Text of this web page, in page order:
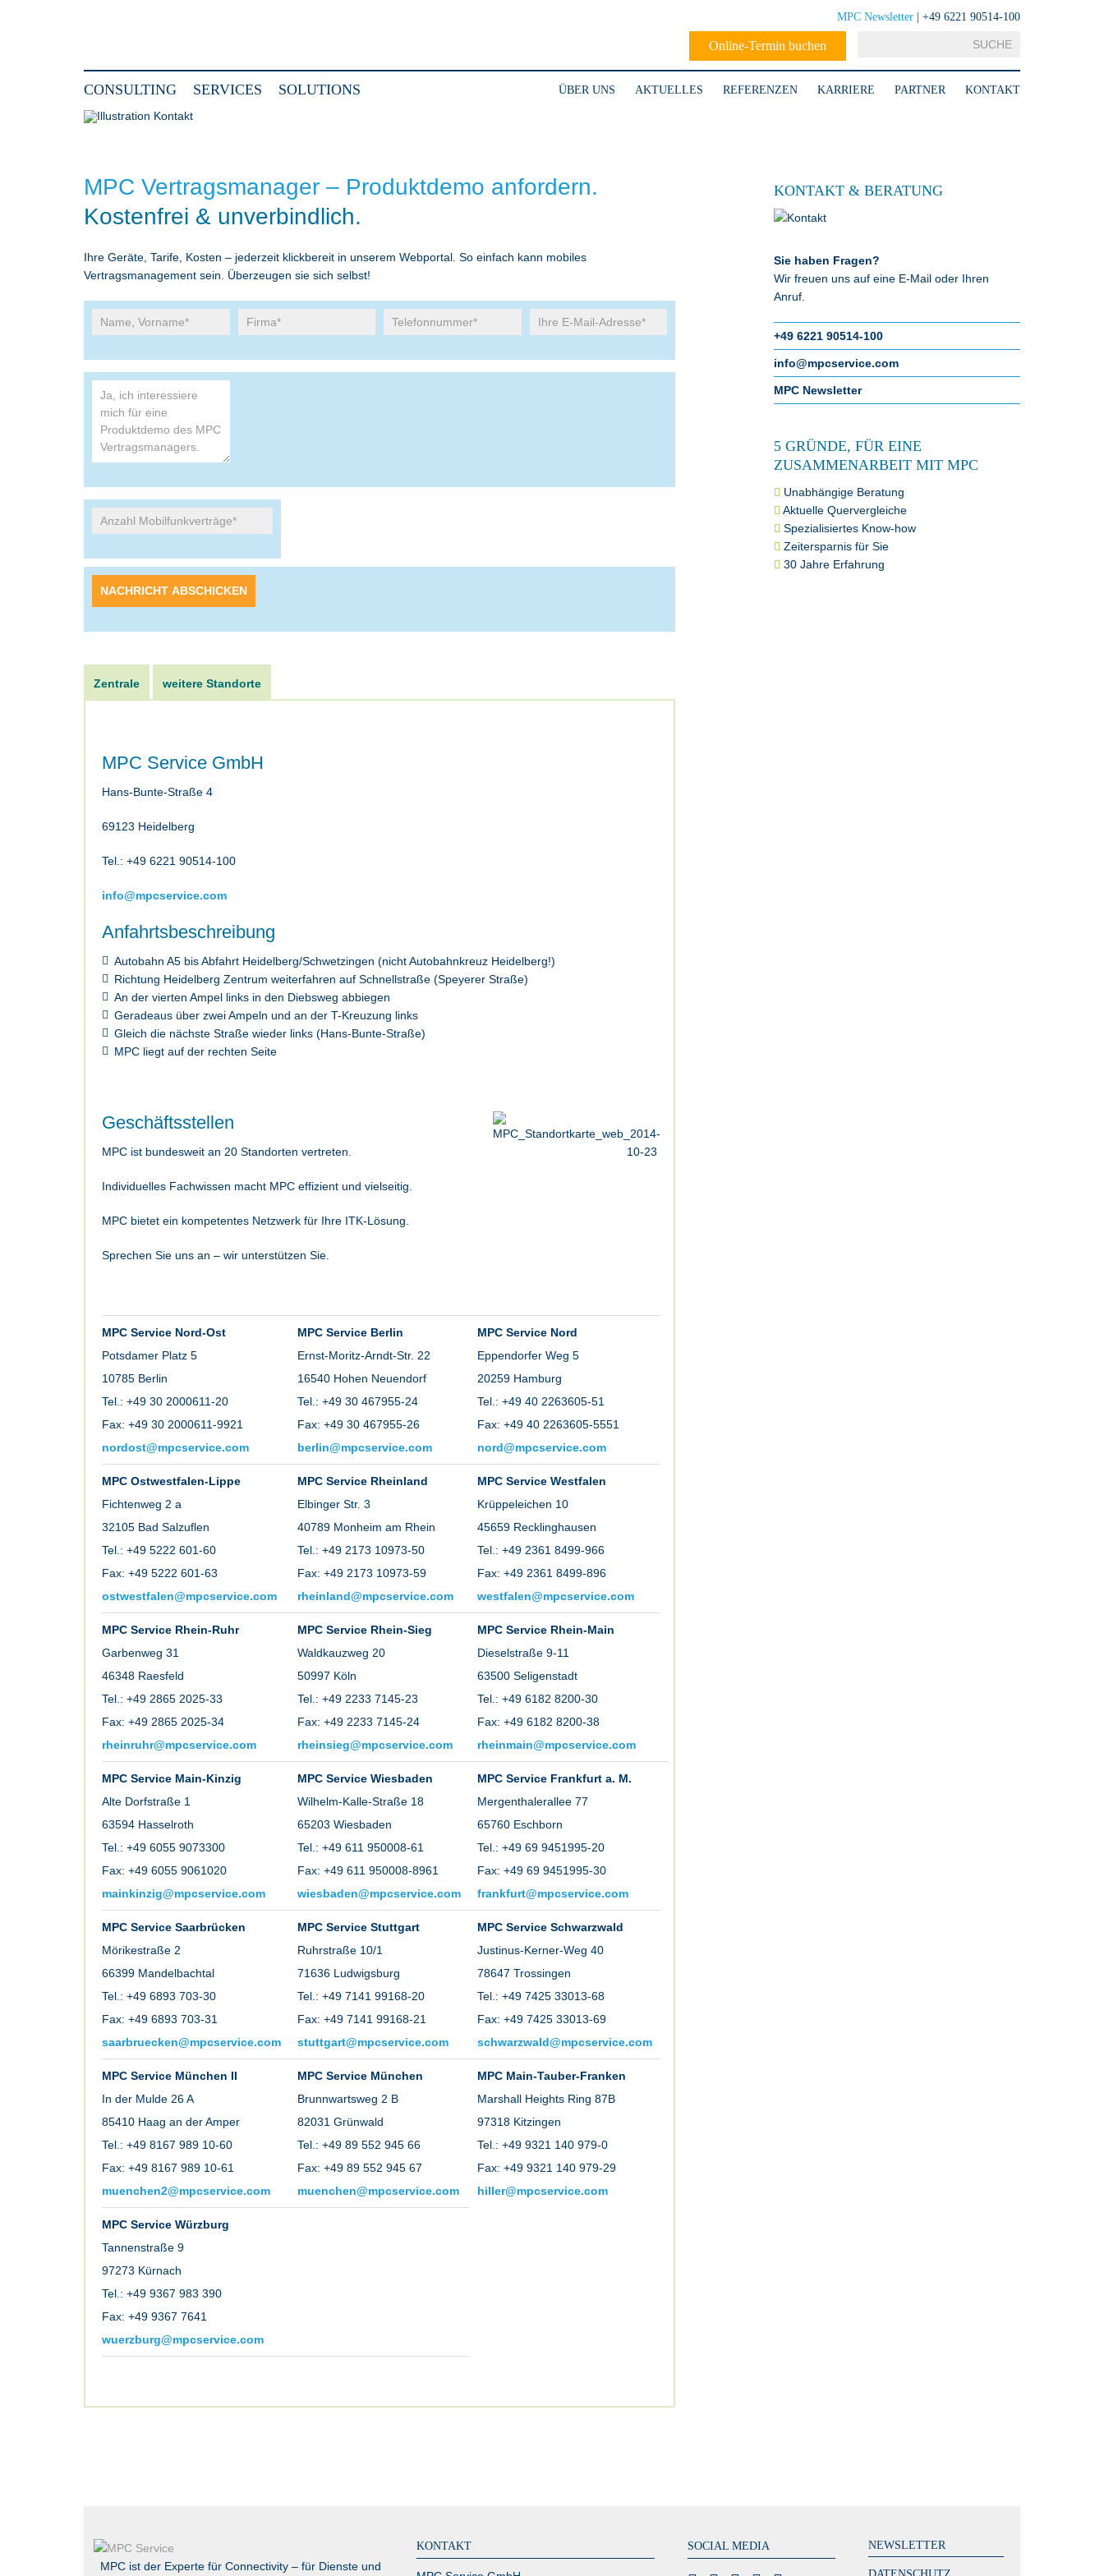
MPC Newsletter | +49 6221 90514-100
Online-Termin buchen
CONSULTING SERVICES SOLUTIONS ÜBER UNS AKTUELLES REFERENZEN KARRIERE PARTNER KONTAKT
MPC Vertragsmanager – Produktdemo anfordern.
Kostenfrei & unverbindlich.
Ihre Geräte, Tarife, Kosten – jederzeit klickbereit in unserem Webportal. So einfach kann mobiles
Vertragsmanagement sein. Überzeugen sie sich selbst!
Zentrale weitere Standorte
MPC Service GmbH
Hans-Bunte-Straße 4
69123 Heidelberg
Tel.: +49 6221 90514-100
info@mpcservice.com
Anfahrtsbeschreibung
Autobahn A5 bis Abfahrt Heidelberg/Schwetzingen (nicht Autobahnkreuz Heidelberg!)
Richtung Heidelberg Zentrum weiterfahren auf Schnellstraße (Speyerer Straße)
An der vierten Ampel links in den Diebsweg abbiegen
Geradeaus über zwei Ampeln und an der T-Kreuzung links
Gleich die nächste Straße wieder links (Hans-Bunte-Straße)
MPC liegt auf der rechten Seite
Geschäftsstellen
MPC ist bundesweit an 20 Standorten vertreten.
Individuelles Fachwissen macht MPC effizient und vielseitig.
MPC bietet ein kompetentes Netzwerk für Ihre ITK-Lösung.
Sprechen Sie uns an – wir unterstützen Sie.
MPC Service Nord-Ost
Potsdamer Platz 5
10785 Berlin
Tel.: +49 30 2000611-20
Fax: +49 30 2000611-9921
nordost@mpcservice.com
MPC Service Berlin
Ernst-Moritz-Arndt-Str. 22
16540 Hohen Neuendorf
Tel.: +49 30 467955-24
Fax: +49 30 467955-26
berlin@mpcservice.com
MPC Service Nord
Eppendorfer Weg 5
20259 Hamburg
Tel.: +49 40 2263605-51
Fax: +49 40 2263605-5551
nord@mpcservice.com
MPC Ostwestfalen-Lippe
Fichtenweg 2 a
32105 Bad Salzuflen
Tel.: +49 5222 601-60
Fax: +49 5222 601-63
ostwestfalen@mpcservice.com
MPC Service Rheinland
Elbinger Str. 3
40789 Monheim am Rhein
Tel.: +49 2173 10973-50
Fax: +49 2173 10973-59
rheinland@mpcservice.com
MPC Service Westfalen
Krüppeleichen 10
45659 Recklinghausen
Tel.: +49 2361 8499-966
Fax: +49 2361 8499-896
westfalen@mpcservice.com
MPC Service Rhein-Ruhr
Garbenweg 31
46348 Raesfeld
Tel.: +49 2865 2025-33
Fax: +49 2865 2025-34
rheinruhr@mpcservice.com
MPC Service Rhein-Sieg
Waldkauzweg 20
50997 Köln
Tel.: +49 2233 7145-23
Fax: +49 2233 7145-24
rheinsieg@mpcservice.com
MPC Service Rhein-Main
Dieselstraße 9-11
63500 Seligenstadt
Tel.: +49 6182 8200-30
Fax: +49 6182 8200-38
rheinmain@mpcservice.com
MPC Service Main-Kinzig
Alte Dorfstraße 1
63594 Hasselroth
Tel.: +49 6055 9073300
Fax: +49 6055 9061020
mainkinzig@mpcservice.com
MPC Service Wiesbaden
Wilhelm-Kalle-Straße 18
65203 Wiesbaden
Tel.: +49 611 950008-61
Fax: +49 611 950008-8961
wiesbaden@mpcservice.com
MPC Service Frankfurt a. M.
Mergenthalerallee 77
65760 Eschborn
Tel.: +49 69 9451995-20
Fax: +49 69 9451995-30
frankfurt@mpcservice.com
MPC Service Saarbrücken
Mörikestraße 2
66399 Mandelbachtal
Tel.: +49 6893 703-30
Fax: +49 6893 703-31
saarbruecken@mpcservice.com
MPC Service Stuttgart
Ruhrstraße 10/1
71636 Ludwigsburg
Tel.: +49 7141 99168-20
Fax: +49 7141 99168-21
stuttgart@mpcservice.com
MPC Service Schwarzwald
Justinus-Kerner-Weg 40
78647 Trossingen
Tel.: +49 7425 33013-68
Fax: +49 7425 33013-69
schwarzwald@mpcservice.com
MPC Service München II
In der Mulde 26 A
85410 Haag an der Amper
Tel.: +49 8167 989 10-60
Fax: +49 8167 989 10-61
muenchen2@mpcservice.com
MPC Service München
Brunnwartsweg 2 B
82031 Grünwald
Tel.: +49 89 552 945 66
Fax: +49 89 552 945 67
muenchen@mpcservice.com
MPC Main-Tauber-Franken
Marshall Heights Ring 87B
97318 Kitzingen
Tel.: +49 9321 140 979-0
Fax: +49 9321 140 979-29
hiller@mpcservice.com
MPC Service Würzburg
Tannenstraße 9
97273 Kürnach
Tel.: +49 9367 983 390
Fax: +49 9367 7641
wuerzburg@mpcservice.com
KONTAKT & BERATUNG
Sie haben Fragen?
Wir freuen uns auf eine E-Mail oder Ihren
Anruf.
+49 6221 90514-100
info@mpcservice.com
MPC Newsletter
5 GRÜNDE, FÜR EINE
ZUSAMMENARBEIT MIT MPC
Unabhängige Beratung
Aktuelle Quervergleiche
Spezialisiertes Know-how
Zeitersparnis für Sie
30 Jahre Erfahrung
MPC ist der Experte für Connectivity – für Dienste und
KONTAKT SOCIAL MEDIA NEWSLETTER